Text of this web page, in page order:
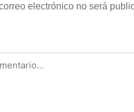
electrónico no será